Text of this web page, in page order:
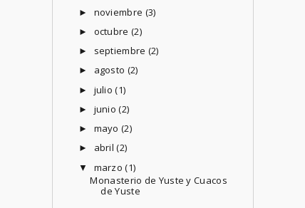
► noviembre (3)
► octubre (2)
► septiembre (2)
► agosto (2)
► julio(1)
► junio(2)
► mayo (2)
► abril(2)
▼ marzo(1)
Monasterio de Yuste y Cuacos
de Yuste